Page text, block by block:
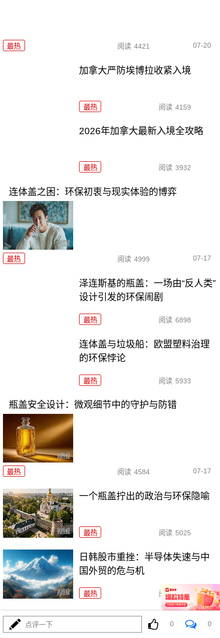
最热 阅读 4421 07-20
加拿大严防埃博拉收紧入境
最热 阅读 4159
2026年加拿大最新入境全攻略
最热 阅读 3932
连体盖之困：环保初衷与现实体验的博弈
最热 阅读 4999 07-17
泽连斯基的瓶盖：一场由“反人类”
设计引发的环保闹剧
最热 阅读 6898
连体盖与垃圾船：欧盟塑料治理
的环保悖论
最热 阅读 5933
瓶盖安全设计：微观细节中的守护与防错
最热 阅读 4584 07-17
一个瓶盖拧出的政治与环保隐喻
最热 阅读 5025
日韩股市重挫：半导体失速与中
国外贸的危与机
最热 阅读 6840
日韩股市重挫：全球资本市场的多米诺骨牌效应
点评一下 0 0